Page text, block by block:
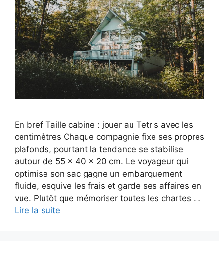
En bref Taille cabine : jouer au Tetris avec les
centimètres Chaque compagnie fixe ses propres
plafonds, pourtant la tendance se stabilise
autour de 55 × 40 × 20 cm. Le voyageur qui
optimise son sac gagne un embarquement
fluide, esquive les frais et garde ses affaires en
vue. Plutôt que mémoriser toutes les chartes …
Lire la suite